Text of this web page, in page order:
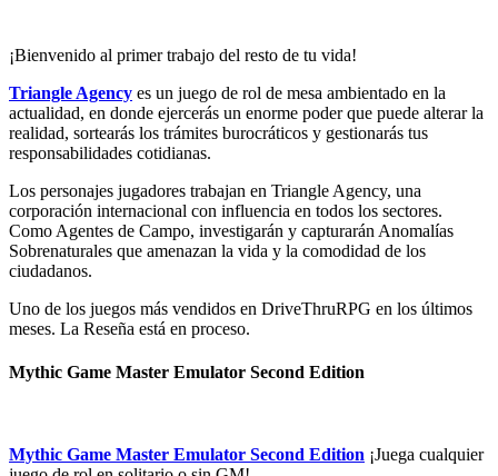
¡Bienvenido al primer trabajo del resto de tu vida!
Triangle Agency es un juego de rol de mesa ambientado en la
actualidad, en donde ejercerás un enorme poder que puede alterar la
realidad, sortearás los trámites burocráticos y gestionarás tus
responsabilidades cotidianas.
Los personajes jugadores trabajan en Triangle Agency, una
corporación internacional con influencia en todos los sectores.
Como Agentes de Campo, investigarán y capturarán Anomalías
Sobrenaturales que amenazan la vida y la comodidad de los
ciudadanos.
Uno de los juegos más vendidos en DriveThruRPG en los últimos
meses. La Reseña está en proceso.
Mythic Game Master Emulator Second Edition
Mythic Game Master Emulator Second Edition ¡Juega cualquier